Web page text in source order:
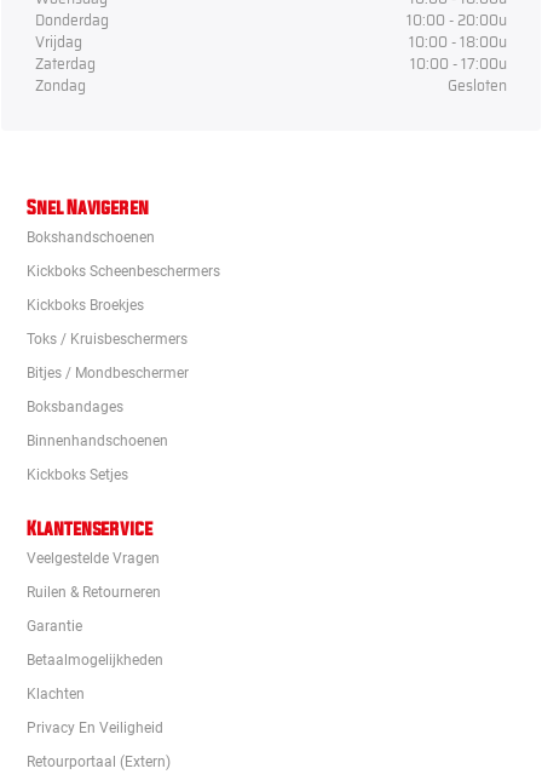
Donderdag
10:00 - 20:00u
Vrijdag
10:00 - 18:00u
Zaterdag
10:00 - 17:00u
Zondag
Gesloten
Snel Navigeren
Bokshandschoenen
Kickboks Scheenbeschermers
Kickboks Broekjes
Toks / Kruisbeschermers
Bitjes / Mondbeschermer
Boksbandages
Binnenhandschoenen
Kickboks Setjes
Klantenservice
Veelgestelde Vragen
Ruilen & Retourneren
Garantie
Betaalmogelijkheden
Klachten
Privacy En Veiligheid
Retourportaal (extern)